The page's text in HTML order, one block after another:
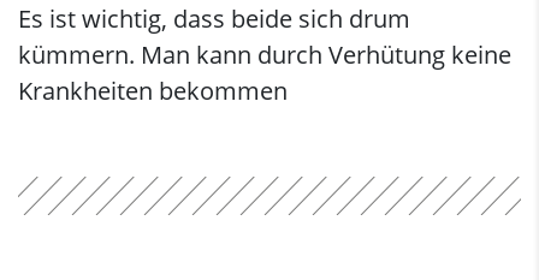
Es ist wichtig, dass beide sich drum
kümmern. Man kann durch Verhütung keine
Krankheiten bekommen